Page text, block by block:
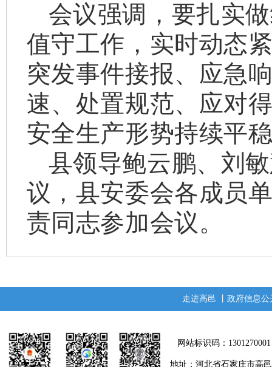
会议强调，要扎实
值守工作，实时动态
突发事件接报、应急
速、处置规范、应对
安全生产形势持续平
县领导鲍云鹏、刘
议，县安委会各成员
责同志参加会议。